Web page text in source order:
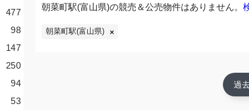
朝菜町駅(富山県)の競売＆公売物件はありません。
朝菜町駅(富山県)
過
477
98
147
250
94
53